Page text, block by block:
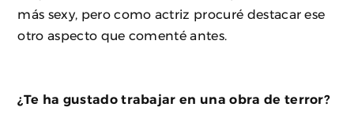
más sexy, pero como actriz procuré destacar ese
otro aspecto que comenté antes.
¿Te ha gustado trabajar en una obra de terror?